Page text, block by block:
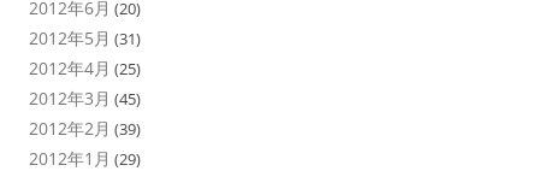
2012年6月 (20)
2012年5月 (31)
2012年4月 (25)
2012年3月 (45)
2012年2月 (39)
2012年1月 (29)